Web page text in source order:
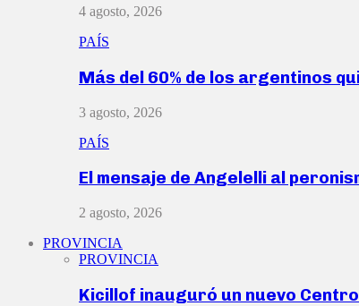
4 agosto, 2026
PAÍS
Más del 60% de los argentinos
3 agosto, 2026
PAÍS
El mensaje de Angelelli al
2 agosto, 2026
PROVINCIA
PROVINCIA
Kicillof inauguró un nuevo